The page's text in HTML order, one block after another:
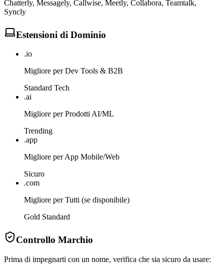
Chatterly, Messagely, Callwise, Meetly, Collabora, Teamtalk,
Syncly
Estensioni di Dominio
.io
Migliore per Dev Tools & B2B
Standard Tech
.ai
Migliore per Prodotti AI/ML
Trending
.app
Migliore per App Mobile/Web
Sicuro
.com
Migliore per Tutti (se disponibile)
Gold Standard
Controllo Marchio
Prima di impegnarti con un nome, verifica che sia sicuro da usare: